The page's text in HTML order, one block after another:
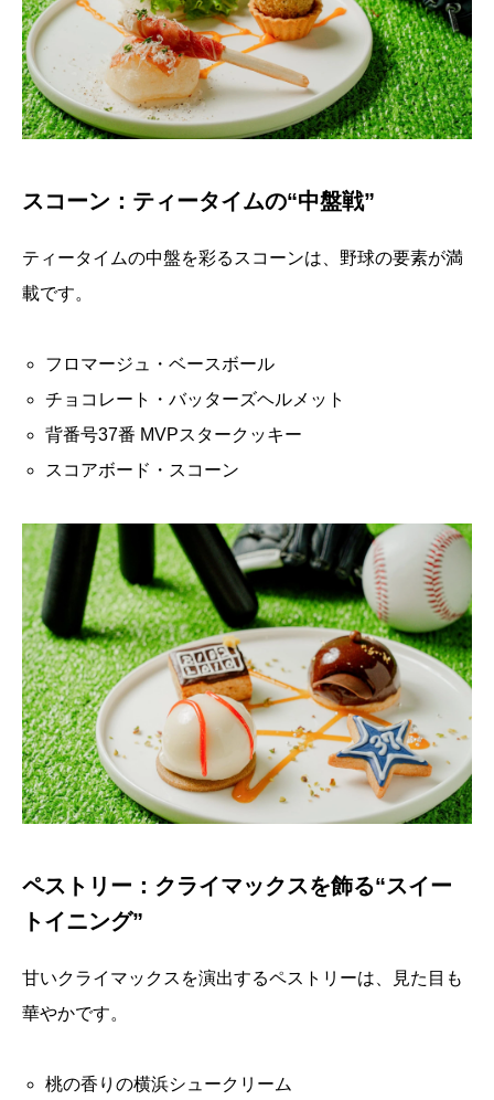
スコーン：ティータイムの“中盤戦”
ティータイムの中盤を彩るスコーンは、野球の要素が満
載です。
フロマージュ・ベースボール
チョコレート・バッターズヘルメット
背番号37番 MVPスタークッキー
スコアボード・スコーン
ペストリー：クライマックスを飾る“スイー
トイニング”
甘いクライマックスを演出するペストリーは、見た目も
華やかです。
桃の香りの横浜シュークリーム